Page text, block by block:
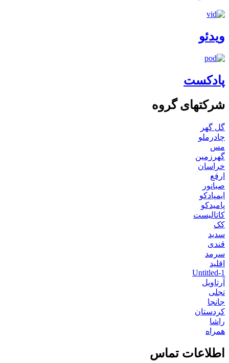
ویدئو
پادکست
شرکتهای گروه
گل گهر
چادرملو
مس
گهرزمین
خراسان
ارفع
صبانور
ایمپادکو
پامیدکو
کاتالیست
کک
سدید
قندی
سرمد
اقلید
Untitled-1
آرتاویل
تجلی
جانجا
کردستان
راشا
همراه
اطلاعات تماس